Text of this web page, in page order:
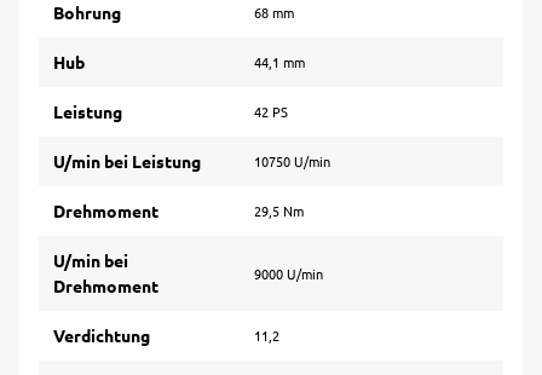
Bohrung 68 mm
Hub 44,1 mm
Leistung 42 PS
U/min bei Leistung 10750 U/min
Drehmoment 29,5 Nm
U/min bei
Drehmoment
9000 U/min
Verdichtung 11,2